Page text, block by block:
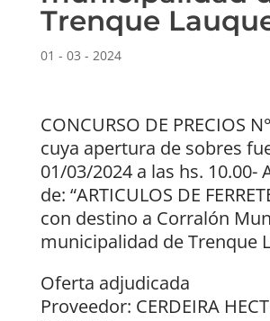
Trenque
01 - 03 - 2024
CONCURSO DE PRECIOS
cuya apertura de sobres
01/03/2024 a las hs. 10.00-
de: “ARTICULOS DE
con destino a Corralón
municipalidad de Trenque
Oferta adjudicada
Proveedor: CERDEIRA